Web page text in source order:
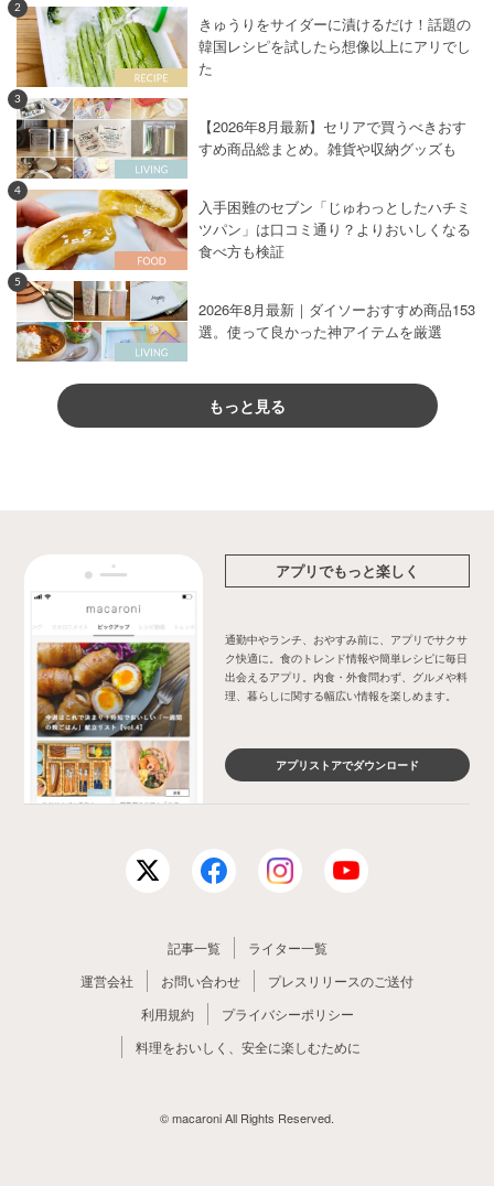
2
きゅうりをサイダーに漬けるだけ！話題の
韓国レシピを試したら想像以上にアリでし
た
3
【2026年8月最新】セリアで買うべきおす
すめ商品総まとめ。雑貨や収納グッズも
4
入手困難のセブン「じゅわっとしたハチミ
ツパン」は口コミ通り？よりおいしくなる
食べ方も検証
5
2026年8月最新｜ダイソーおすすめ商品153
選。使って良かった神アイテムを厳選
もっと見る
アプリでもっと楽しく
通勤中やランチ、おやすみ前に、アプリでサクサ
ク快適に。食のトレンド情報や簡単レシピに毎日
出会えるアプリ。内食・外食問わず、グルメや料
理、暮らしに関する幅広い情報を楽しめます。
アプリストアでダウンロード
記事一覧
ライター一覧
運営会社
お問い合わせ
プレスリリースのご送付
利用規約
プライバシーポリシー
料理をおいしく、安全に楽しむために
© macaroni All Rights Reserved.